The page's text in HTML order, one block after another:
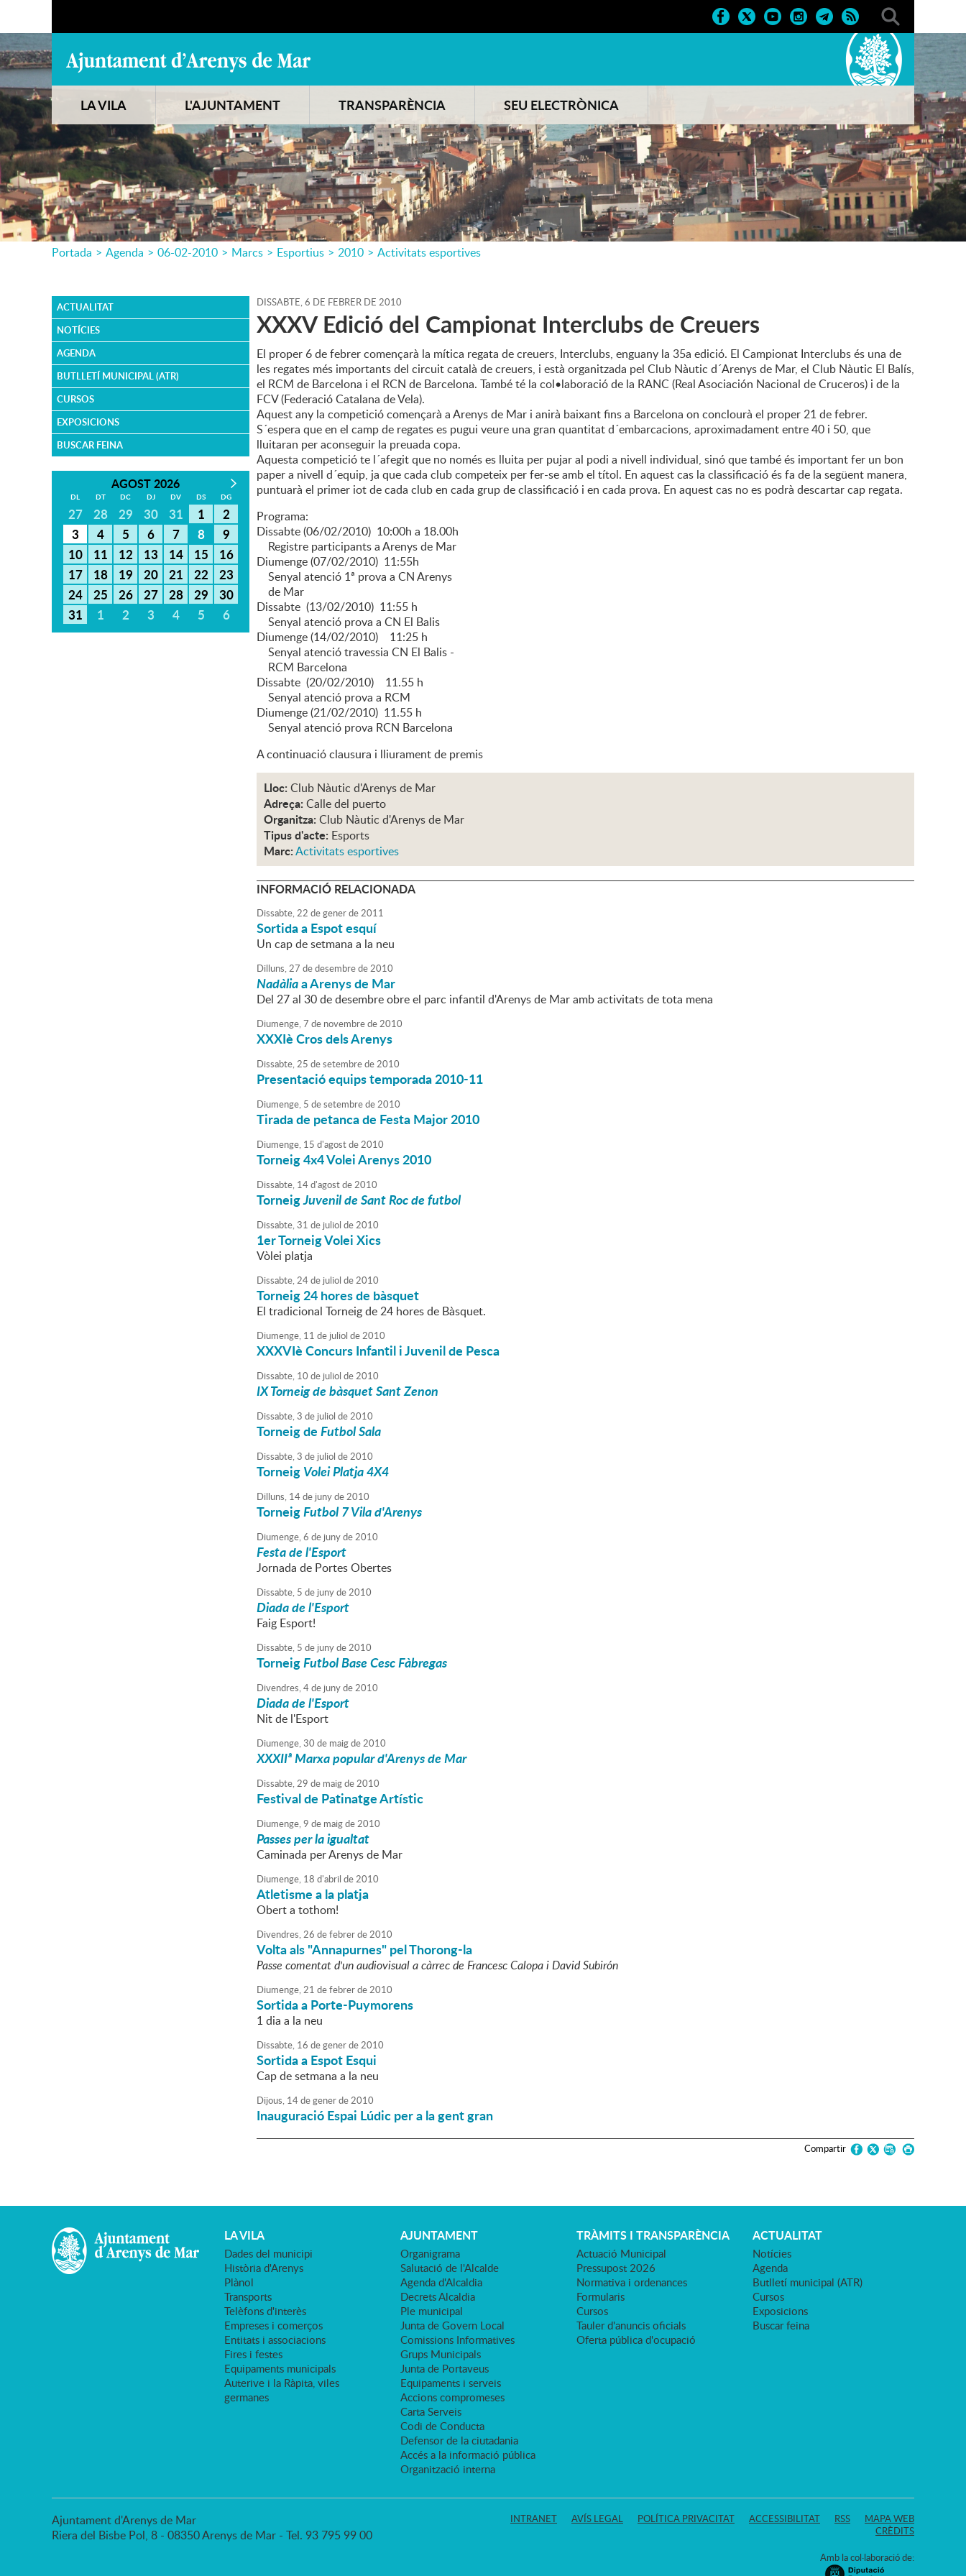
LA VILA L'AJUNTAMENT TRANSPARÈNCIA SEU ELECTRÒNICA
Portada > Agenda > 06-02-2010 > Marcs > Esportius > 2010 > Activitats esportives
ACTUALITAT
NOTÍCIES
AGENDA
BUTLLETÍ MUNICIPAL (ATR)
CURSOS
EXPOSICIONS
BUSCAR FEINA
AGOST 2026
DL DT DC DJ DV DS DG
27 28 29 30 31 1
2
3
4 5 6 7 8
9
10
11 12 13 14 15
16
17
18 19 20 21 22
23
24
25 26 27 28 29
30
31
1 2 3 4 5 6
DISSABTE,6 DE FEBRER DE 2010
XXXV Edició del Campionat Interclubs de Creuers
El proper 6 de febrer començarà la mítica regata de creuers, Interclubs, enguany la 35a edició. El Campionat Interclubs és una de
les regates més importants del circuit català de creuers, i està organitzada pel Club Nàutic d´Arenys de Mar, el Club Nàutic El Balís,
el RCM de Barcelona i el RCN de Barcelona. També té la col•laboració de la RANC (Real Asociación Nacional de Cruceros) i de la
FCV (Federació Catalana de Vela).
Aquest any la competició començarà a Arenys de Mar i anirà baixant fins a Barcelona on conclourà el proper 21 de febrer.
S´espera que en el camp de regates es pugui veure una gran quantitat d´embarcacions, aproximadament entre 40 i 50, que
lluitaran per aconseguir la preuada copa.
Aquesta competició te l´afegit que no només es lluita per pujar al podi a nivell individual, sinó que també és important fer un bon
paper a nivell d´equip, ja que cada club competeix per fer-se amb el títol. En aquest cas la classificació és fa de la següent manera,
puntuarà el primer iot de cada club en cada grup de classificació i en cada prova. En aquest cas no es podrà descartar cap regata.
Programa:
Dissabte (06/02/2010) 10:00h a 18.00h
Registre participants a Arenys de Mar
Diumenge (07/02/2010) 11:55h
Senyal atenció 1ª prova a CN Arenys
de Mar
Dissabte (13/02/2010) 11:55 h
Senyal atenció prova a CN El Balis
Diumenge (14/02/2010) 11:25 h
Senyal atenció travessia CN El Balis -
RCM Barcelona
Dissabte (20/02/2010) 11.55 h
Senyal atenció prova a RCM
Diumenge (21/02/2010) 11.55 h
Senyal atenció prova RCN Barcelona
A continuació clausura i lliurament de premis
Lloc: Club Nàutic d'Arenys de Mar
Adreça: Calle del puerto
Organitza: Club Nàutic d'Arenys de Mar
Tipus d'acte: Esports
Marc:Activitats esportives
INFORMACIÓ RELACIONADA
Dissabte,22 degenerde2011
Sortida a Espot esquí
Un cap de setmana a la neu
Dilluns,27 dedesembrede2010
Nadàliaa Arenys de Mar
Del 27 al 30 de desembre obre el parc infantil d'Arenys de Mar amb activitats de tota mena
Diumenge,7 de novembrede2010
XXXIè Cros dels Arenys
Dissabte,25 desetembrede2010
Presentació equips temporada 2010-11
Diumenge, 5 desetembrede2010
Tirada de petanca de Festa Major 2010
Diumenge, 15 d'agostde2010
Torneig 4x4 Volei Arenys 2010
Dissabte, 14d'agostde2010
TorneigJuvenil de Sant Roc de futbol
Dissabte,31 de juliol de2010
1er Torneig Volei Xics
Vòlei platja
Dissabte,24de juliol de2010
Torneig 24 hores de bàsquet
El tradicional Torneig de 24 hores de Bàsquet.
Diumenge, 11 de juliol de2010
XXXVIè Concurs Infantil i Juvenil de Pesca
Dissabte, 10 de juliol de2010
IX Torneig de bàsquet Sant Zenon
Dissabte,3 de juliol de2010
Torneig deFutbol Sala
Dissabte,3 de juliol de2010
TorneigVolei Platja 4X4
Dilluns, 14de junyde2010
TorneigFutbol 7 Vila d'Arenys
Diumenge,6 de junyde2010
Festa de l'Esport
Jornada de Portes Obertes
Dissabte, 5 de junyde2010
Diada de l'Esport
Faig Esport!
Dissabte, 5 de junyde2010
TorneigFutbol Base Cesc Fàbregas
Divendres,4de junyde2010
Diada de l'Esport
Nit de l'Esport
Diumenge,30 de maigde2010
XXXIIª Marxa popular d'Arenys de Mar
Dissabte,29 de maigde2010
Festival de Patinatge Artístic
Diumenge,9 de maigde2010
Passes per la igualtat
Caminada per Arenys de Mar
Diumenge, 18 d'abril de2010
Atletisme a la platja
Obert a tothom!
Divendres,26 defebrerde2010
Volta als "Annapurnes" pel Thorong-la
Passe comentat d'un audiovisual a càrrec de Francesc Calopa i David Subirón
Diumenge,21 defebrerde2010
Sortida a Porte-Puymorens
1 dia a la neu
Dissabte, 16 degenerde2010
Sortida a Espot Esqui
Cap de setmana a la neu
Dijous, 14degenerde2010
Inauguració Espai Lúdic per a la gent gran
Compartir
LA VILA
Dades del municipi
Història d'Arenys
Plànol
Transports
Telèfons d'interès
Empreses i comerços
Entitats i associacions
Fires i festes
Equipaments municipals
Auterive i la Ràpita, viles
germanes
AJUNTAMENT
Organigrama
Salutació de l'Alcalde
Agenda d'Alcaldia
Decrets Alcaldia
Ple municipal
Junta de Govern Local
Comissions Informatives
Grups Municipals
Junta de Portaveus
Equipaments i serveis
Accions compromeses
Carta Serveis
Codi de Conducta
Defensor de la ciutadania
Accés a la informació pública
Organització interna
TRÀMITS I TRANSPARÈNCIA
Actuació Municipal
Pressupost 2026
Normativa i ordenances
Formularis
Cursos
Tauler d'anuncis oficials
Oferta pública d'ocupació
ACTUALITAT
Notícies
Agenda
Butlletí municipal (ATR)
Cursos
Exposicions
Buscar feina
Ajuntament d'Arenys de Mar
Riera del Bisbe Pol, 8 - 08350 Arenys de Mar - Tel. 93 795 99 00
INTRANET AVÍS LEGAL POLÍTICA PRIVACITAT ACCESSIBILITAT RSS
MAPA WEB
CRÈDITS
Amb la col·laboració de: